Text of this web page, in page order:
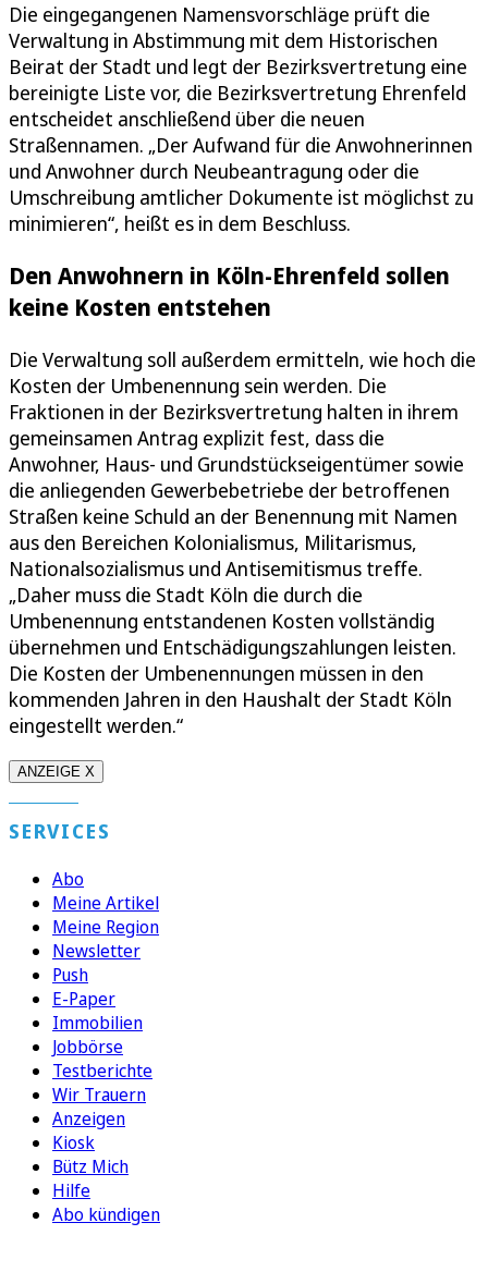
Die eingegangenen Namensvorschläge prüft die
Verwaltung in Abstimmung mit dem Historischen
Beirat der Stadt und legt der Bezirksvertretung eine
bereinigte Liste vor, die Bezirksvertretung Ehrenfeld
entscheidet anschließend über die neuen
Straßennamen. „Der Aufwand für die Anwohnerinnen
und Anwohner durch Neubeantragung oder die
Umschreibung amtlicher Dokumente ist möglichst zu
minimieren“, heißt es in dem Beschluss.
Den Anwohnern in Köln-Ehrenfeld sollen
keine Kosten entstehen
Die Verwaltung soll außerdem ermitteln, wie hoch die
Kosten der Umbenennung sein werden. Die
Fraktionen in der Bezirksvertretung halten in ihrem
gemeinsamen Antrag explizit fest, dass die
Anwohner, Haus- und Grundstückseigentümer sowie
die anliegenden Gewerbebetriebe der betroffenen
Straßen keine Schuld an der Benennung mit Namen
aus den Bereichen Kolonialismus, Militarismus,
Nationalsozialismus und Antisemitismus treffe.
„Daher muss die Stadt Köln die durch die
Umbenennung entstandenen Kosten vollständig
übernehmen und Entschädigungszahlungen leisten.
Die Kosten der Umbenennungen müssen in den
kommenden Jahren in den Haushalt der Stadt Köln
eingestellt werden.“
ANZEIGE X
SERVICES
Abo
Meine Artikel
Meine Region
Newsletter
Push
E-Paper
Immobilien
Jobbörse
Testberichte
Wir Trauern
Anzeigen
Kiosk
Bütz Mich
Hilfe
Abo kündigen